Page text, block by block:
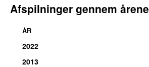
Afspilninger gennem årene
ÅR
2022
2013